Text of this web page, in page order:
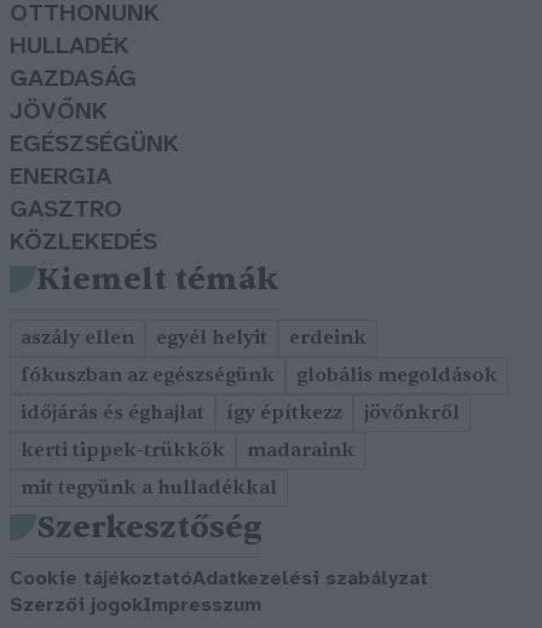
OTTHONUNK
HULLADÉK
GAZDASÁG
JÖVŐNK
EGÉSZSÉGÜNK
ENERGIA
GASZTRO
KÖZLEKEDÉS
Kiemelt témák
aszály ellen egyél helyit
erdeink
fókuszban az egészségünk
globális megoldások
időjárás és éghajlat
így építkezz
jövőnkről
kerti tippek-trükkök
madaraink
mit tegyünk a hulladékkal
Szerkesztőség
Cookie tájékoztatóAdatkezelési szabályzat
Szerzői jogokImpresszum